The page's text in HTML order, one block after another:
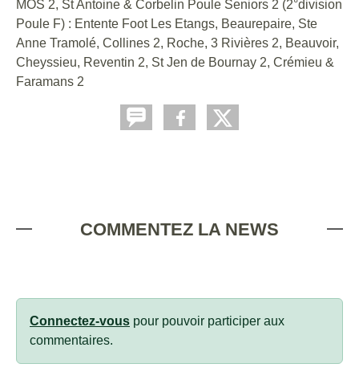
MOS 2, St Antoine & Corbelin Poule Seniors 2 (2°division
Poule F) : Entente Foot Les Etangs, Beaurepaire, Ste
Anne Tramolé, Collines 2, Roche, 3 Rivières 2, Beauvoir,
Cheyssieu, Reventin 2, St Jen de Bournay 2, Crémieu &
Faramans 2
COMMENTEZ LA NEWS
Connectez-vous pour pouvoir participer aux
commentaires.